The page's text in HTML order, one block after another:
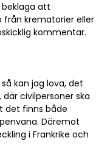
att
från krematorier eller
kommentar.
kan jag lova, det
, där civilpersoner ska
det finns både
Däremot
i Frankrike och